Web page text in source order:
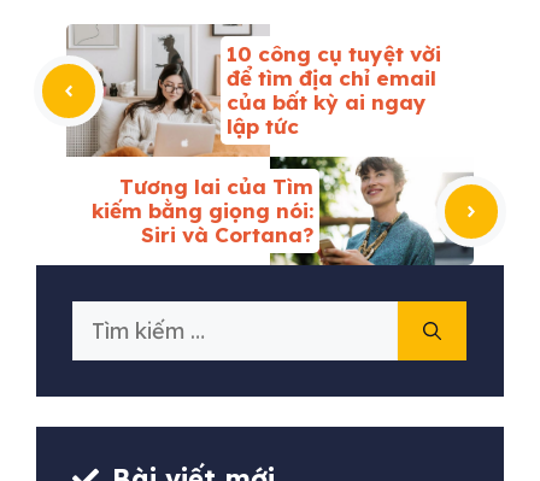
10 công cụ tuyệt vời
để tìm địa chỉ email
của bất kỳ ai ngay
lập tức
Tương lai của Tìm
kiếm bằng giọng nói:
Siri và Cortana?
Tìm